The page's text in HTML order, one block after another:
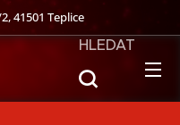
41501 Teplice
HLEDAT